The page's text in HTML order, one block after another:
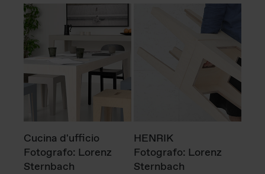
Cucina d'ufficio
Fotografo: Lorenz
Sternbach
HENRIK
Fotografo: Lorenz
Sternbach